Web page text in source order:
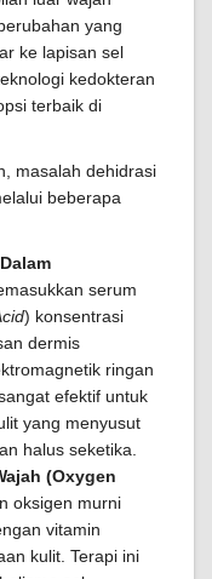
yang
ke lapisan sel
kedokteran
terbaik di
masalah dehidrasi
beberapa
serum
) konsentrasi
dermis
ringan
efektif untuk
yang menyusut
halus seketika.
(Oxygen
oksigen murni
vitamin
kulit. Terapi ini